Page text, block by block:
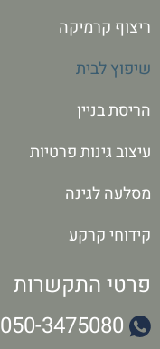
ריצוף קרמיקה
שיפוץ לבית
הריסת בניין
עיצוב גינות פרטיות
מסלעה לגינה
קידוחי קרקע
פרטי התקשרות
050-3475080